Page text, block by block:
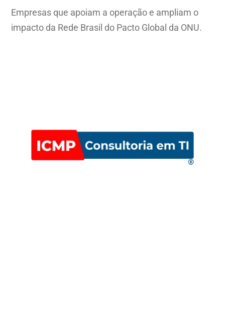
Empresas que apoiam a operação e ampliam o
impacto da Rede Brasil do Pacto Global da ONU.